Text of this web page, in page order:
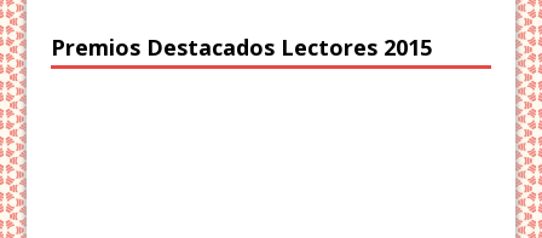
Premios Destacados Lectores 2015